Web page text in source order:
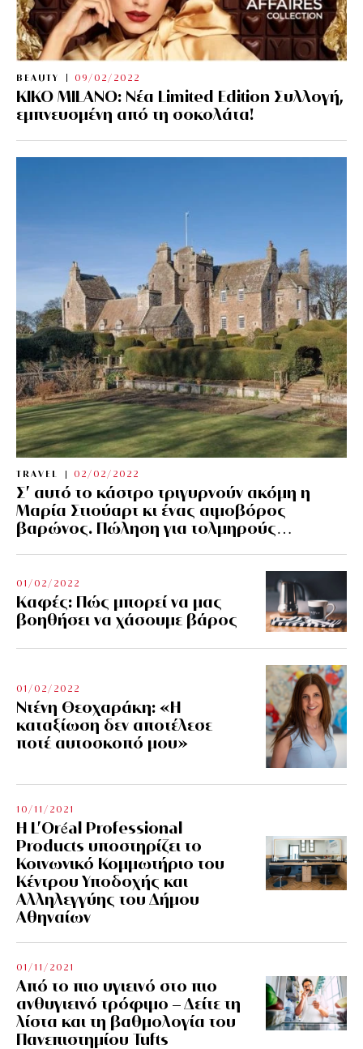
BEAUTY 09/02/2022
KIKO MILANO: Νέα Limited Edition Συλλογή,
εμπνευσμένη από τη σοκολάτα!
TRAVEL 02/02/2022
Σ’ αυτό το κάστρο τριγυρνούν ακόμη η
Μαρία Στιούαρτ κι ένας αιμοβόρος
βαρώνος. Πώληση για τολμηρούς…
01/02/2022
Kαφές: Πώς μπορεί να μας
βοηθήσει να χάσουμε βάρος
01/02/2022
Ντένη Θεοχαράκη: «Η
καταξίωση δεν αποτέλεσε
ποτέ αυτοσκοπό μου»
10/11/2021
Η L’Οréal Professional
Products υποστηρίζει το
Κοινωνικό Κομμωτήριο του
Κέντρου Υποδοχής και
Αλληλεγγύης του Δήμου
Αθηναίων
01/11/2021
Από το πιο υγιεινό στο πιο
ανθυγιεινό τρόφιμο – Δείτε τη
λίστα και τη βαθμολογία του
Πανεπιστημίου Tufts